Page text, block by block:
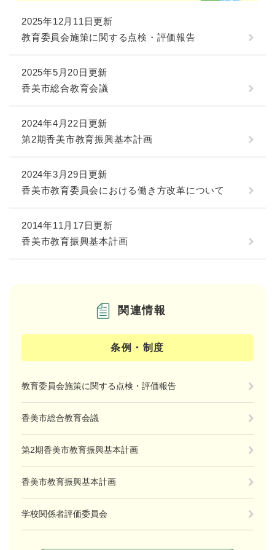
2025年12月11日更新
教育委員会施策に関する点検・評価報告
2025年5月20日更新
香美市総合教育会議
2024年4月22日更新
第2期香美市教育振興基本計画
2024年3月29日更新
香美市教育委員会における働き方改革について
2014年11月17日更新
香美市教育振興基本計画
関連情報
条例・制度
教育委員会施策に関する点検・評価報告
香美市総合教育会議
第2期香美市教育振興基本計画
香美市教育振興基本計画
学校関係者評価委員会